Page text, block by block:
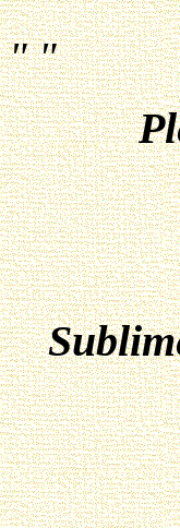
" "